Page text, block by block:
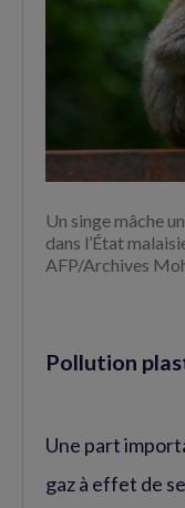
Un singe mâche
dans l’État
AFP/Archives
Pollution
Une part
gaz à effet de